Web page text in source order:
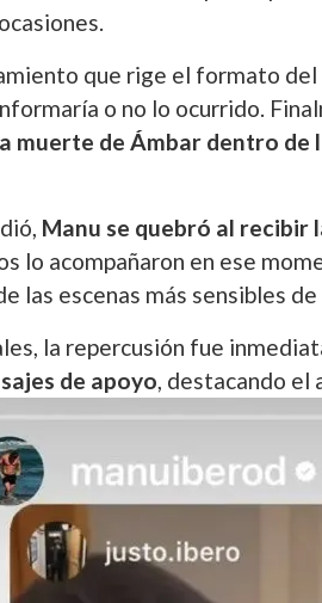
que rige el formato
o no lo ocurrido.
muerte de Ámbar dentro de
Manu se quebró al recibir
lo acompañaron en ese
las escenas más sensibles
la repercusión fue
de apoyo, destacando el